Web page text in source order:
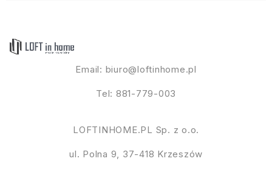
Email: biuro@loftinhome.pl
Tel: 881-779-003
LOFTINHOME.PL Sp. z o.o.
ul. Polna 9, 37-418 Krzeszów